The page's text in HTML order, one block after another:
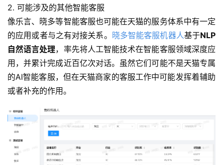
2. 可能涉及的其他智能客服
像乐言、晓多等智能客服也可能在天猫的服务体系中有一定
的应用或者与之有对接关系。 晓多智能客服机器人基于NLP
自然语言处理，率先将人工智能技术在智能客服领域深度应
用，并累计完成近百亿次对话。虽然它们可能不是天猫专属
的AI智能客服，但在天猫商家的客服工作中可能发挥着辅助
或者补充的作用。